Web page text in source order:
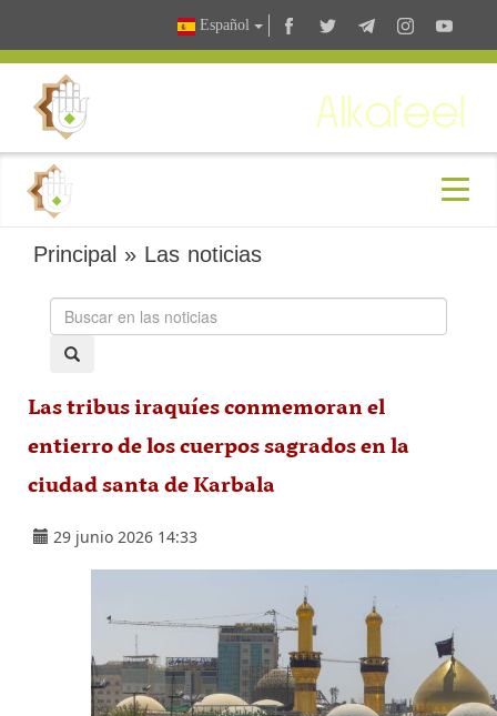
Español
Principal » Las noticias
Las tribus iraquíes conmemoran el
entierro de los cuerpos sagrados en la
ciudad santa de Karbala
29 junio 2026 14:33